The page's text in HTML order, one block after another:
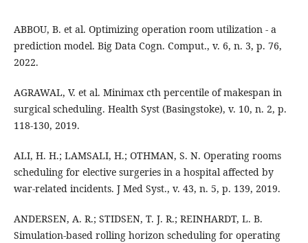
ABBOU, B. et al. Optimizing operation room utilization - a
prediction model. Big Data Cogn. Comput., v. 6, n. 3, p. 76,
2022.
AGRAWAL, V. et al. Minimax cth percentile of makespan in
surgical scheduling. Health Syst (Basingstoke), v. 10, n. 2, p.
118-130, 2019.
ALI, H. H.; LAMSALI, H.; OTHMAN, S. N. Operating rooms
scheduling for elective surgeries in a hospital affected by
war-related incidents. J Med Syst., v. 43, n. 5, p. 139, 2019.
ANDERSEN, A. R.; STIDSEN, T. J. R.; REINHARDT, L. B.
Simulation-based rolling horizon scheduling for operating